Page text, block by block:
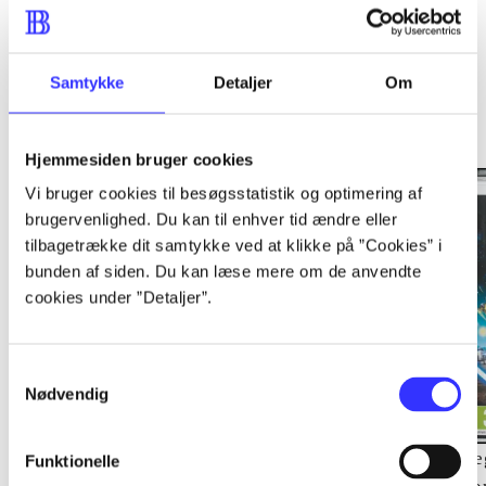
Samtykke Detaljer Om
Hjemmesiden bruger cookies
Vi bruger cookies til besøgsstatistik og optimering af
brugervenlighed. Du kan til enhver tid ændre eller
tilbagetrække dit samtykke ved at klikke på ”Cookies” i
bunden af siden. Du kan læse mere om de anvendte
cookies under ”Detaljer”.
Nødvendig
Funktionelle
Minder om
Lego The lord of the
Transformers - dark of